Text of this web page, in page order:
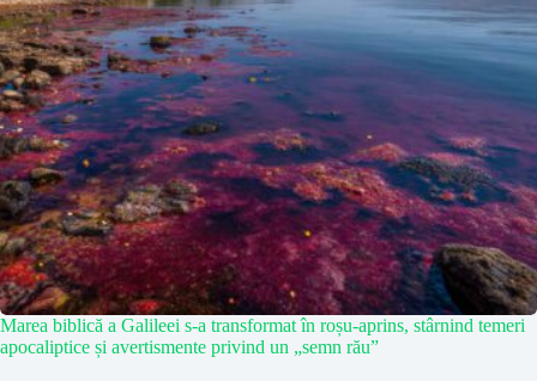
Marea biblică a Galileei s-a transformat în roșu-aprins, stârnind temeri
apocaliptice și avertismente privind un „semn rău”